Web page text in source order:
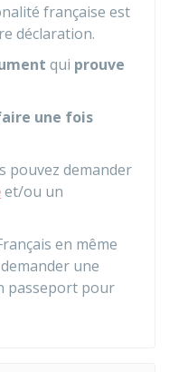
française est
déclaration.
qui prouve
une fois
pouvez demander
et/ou un
en même
une
passeport pour